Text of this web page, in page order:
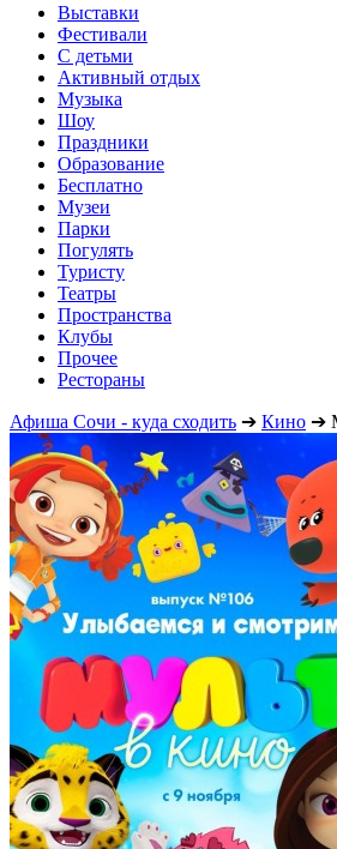
Выставки
Фестивали
С детьми
Активный отдых
Музыка
Шоу
Праздники
Образование
Бесплатно
Музеи
Парки
Погулять
Туристу
Театры
Пространства
Клубы
Прочее
Рестораны
Афиша Сочи - куда сходить ➔ Кино ➔